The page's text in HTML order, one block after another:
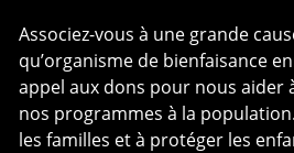
Associez-vous à une grande
qu’organisme de bienfaisance
appel aux dons pour nous aider
nos programmes à la
les familles et à protéger les